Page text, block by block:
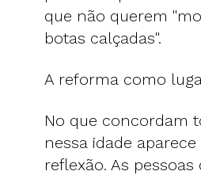
que não querem
botas calçadas".
A reforma como
No que concordam
nessa idade
reflexão. As pessoas